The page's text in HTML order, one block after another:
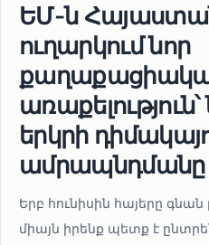
ԵՄ-ն
ուղարկում նոր
երկրի
ամրապնդմանը
Երբ հունիսին հայերը գնան
միայն իրենք պետք է